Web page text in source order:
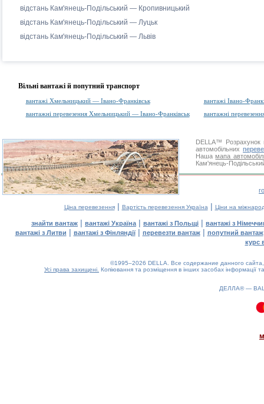
відстань Кам'янець-Подільський — Кропивницький
відстань Кам'янець-Подільський — Луцьк
відстань Кам'янець-Подільський — Львів
Вільні вантажі й попутний транспорт
вантажі Хмельницький — Івано-Франківськ
вантажі Івано-
вантажні перевезення Хмельницький — Івано-Франківськ
вантажні
DELLA™
Розрахунок
автомобільних
Нашамапа
Кам'янець-
Ціна перевезення| Вартість перевезення Україна | Ціни на
знайти вантаж | вантажі Україна | вантажі з Польщі | вантажі з
вантажі з Литви | вантажі з Фінляндії| перевезти вантаж| попутний вантаж
курс
©1995–2026 DELLA. Все содержание данного
Усі права захищені. Копіювання та розміщення в інших засобах інформації
ДЕЛЛА® —